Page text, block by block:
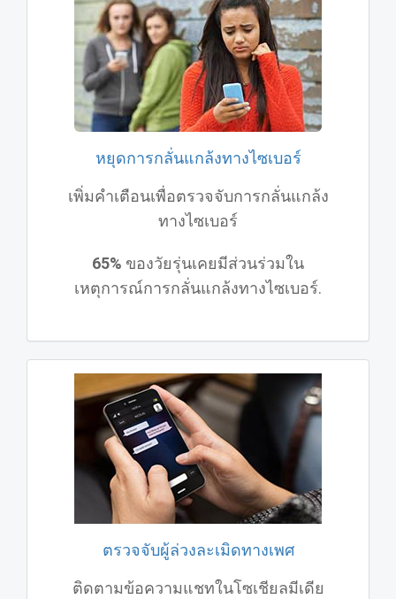
หยุดการกลั่นแกล้งทางไซเบอร์
เพิ่มคำเตือนเพื่อตรวจจับการกลั่นแกล้ง
ทางไซเบอร์
65% ของวัยรุ่นเคยมีส่วนร่วมใน
เหตุการณ์การกลั่นแกล้งทางไซเบอร์.
ตรวจจับผู้ล่วงละเมิดทางเพศ
ติดตามข้อความแชทในโซเชียลมีเดีย